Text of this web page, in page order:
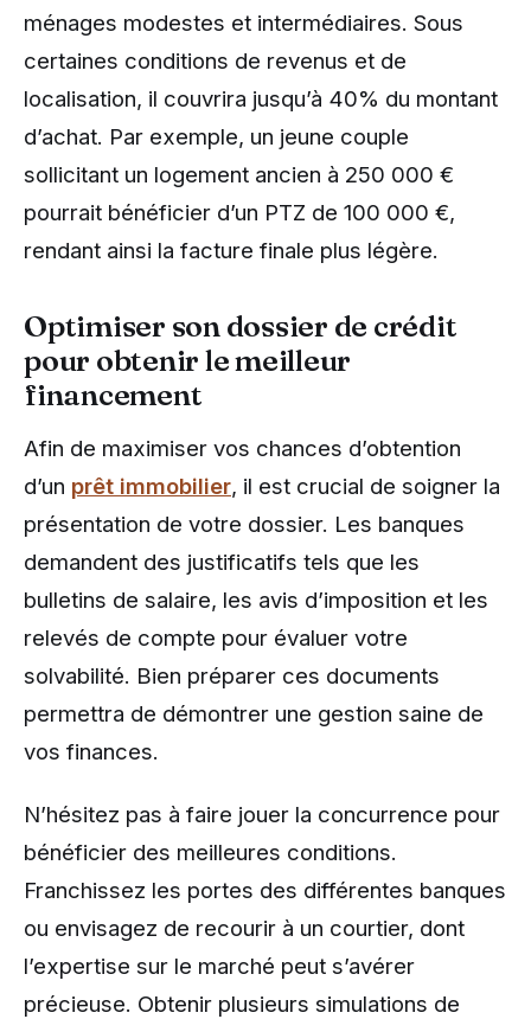
ménages modestes et intermédiaires. Sous
certaines conditions de revenus et de
localisation, il couvrira jusqu’à 40% du montant
d’achat. Par exemple, un jeune couple
sollicitant un logement ancien à 250 000 €
pourrait bénéficier d’un PTZ de 100 000 €,
rendant ainsi la facture finale plus légère.
Optimiser son dossier de crédit
pour obtenir le meilleur
financement
Afin de maximiser vos chances d’obtention
d’un prêt immobilier, il est crucial de soigner la
présentation de votre dossier. Les banques
demandent des justificatifs tels que les
bulletins de salaire, les avis d’imposition et les
relevés de compte pour évaluer votre
solvabilité. Bien préparer ces documents
permettra de démontrer une gestion saine de
vos finances.
N’hésitez pas à faire jouer la concurrence pour
bénéficier des meilleures conditions.
Franchissez les portes des différentes banques
ou envisagez de recourir à un courtier, dont
l’expertise sur le marché peut s’avérer
précieuse. Obtenir plusieurs simulations de